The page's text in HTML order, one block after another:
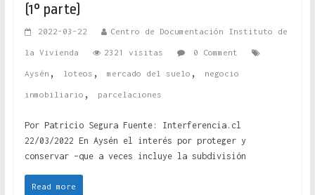
(1° parte)
2022-03-22 Centro de Documentación Instituto de
la Vivienda 2321 visitas 0 Comment
Aysén , loteos , mercado del suelo , negocio
inmobiliario , parcelaciones
Por Patricio Segura Fuente: Interferencia.cl
22/03/2022 En Aysén el interés por proteger y
conservar –que a veces incluye la subdivisión
Read more